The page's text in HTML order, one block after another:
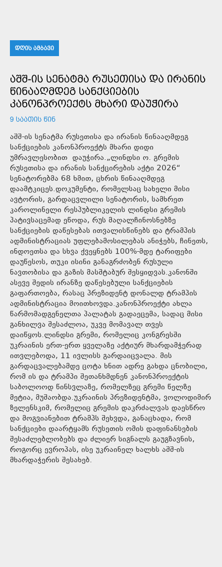
ᲓᲦᲘᲡ ᲐᲛᲑᲐᲕᲘ
ᲐᲨᲨ-ᲘᲡ ᲡᲔᲜᲐᲢᲛᲐ ᲠᲣᲡᲔᲗᲘᲡᲐ ᲓᲐ ᲘᲠᲐᲜᲘᲡ
ᲬᲘᲜᲐᲐᲦᲛᲓᲔᲒ ᲡᲐᲜᲥᲪᲘᲔᲑᲘᲡ
ᲙᲐᲜᲝᲜᲞᲠᲝᲔᲥᲢᲡ ᲛᲮᲐᲠᲘ ᲓᲐᲣᲭᲘᲠᲐ
9 ᲡᲐᲐᲗᲘᲡ ᲬᲘᲜ
აშშ-ის სენატმა რუსეთისა და ირანის წინააღმდეგ
სანქციების კანონპროექტს მხარი დიდი
უმრავლესობით დაუჭირა.„ლინდსი ო. გრემის
რუსეთისა და ირანის სანქცირების აქტი 2026“
სენატორებმა 68 ხმით, ცხრის წინააღმდეგ
დაამტკიცეს.დოკუმენტი, რომელსაც სახელი მისი
ავტორის, გარდაცვლილი სენატორის, სამხრეთ
კაროლინელი რესპუბლიკელის ლინდსი გრემის
პატივსაცემად ეწოდა, რუს მაღალჩინოსნებზე
სანქციების დაწესებას ითვალისწინებს და ტრამპის
ადმინისტრაციას უფლებამოსილებას ანიჭებს, ჩინეთს,
ინდოეთსა და სხვა ქვეყნებს 100%-მდე ტარიფები
დაუწესოს, თუკი ისინი განაგრძობენ რუსული
ნავთობისა და გაზის მასშტაბურ შესყიდვას.კანონში
ასევე შედის ირანზე დაწესებული სანქციების
გაფართოება, რასაც პრეზიდენტ დონალდ ტრამპის
ადმინისტრაცია მოითხოვდა.კანონპროექტი ახლა
წარმომადგენელთა პალატას გადაეცემა, სადაც მისი
განხილვა შესაძლოა, უკვე მომავალ თვეს
დაიწყოს.ლინდსი გრემი, რომელიც კონგრესში
უკრაინის ერთ-ერთ ყველაზე აქტიურ მხარდამჭერად
ითვლებოდა, 11 ივლისს გარდაიცვალა. მის
გარდაცვალებამდე ცოტა ხნით ადრე გახდა ცნობილი,
რომ ის და ტრამპი შეთანხმდნენ კანონპროექტის
საბოლოოდ წინსვლაზე, რომელზეც გრემი წელზე
მეტია, მუშაობდა.უკრაინის პრეზიდენტმა, ვოლოდიმირ
ზელენსკიმ, რომელიც გრემის დაკრძალვას დაესწრო
და მოგვიანებით ტრამპს შეხვდა, განაცხადა, რომ
სანქციები დაარტყამს რუსეთის ომის დაფინანსების
შესაძლებლობებს და ძლიერ სიგნალს გაუგზავნის,
როგორც ევროპას, ისე უკრაინელ ხალხს აშშ-ის
მხარდაჭერის შესახებ.